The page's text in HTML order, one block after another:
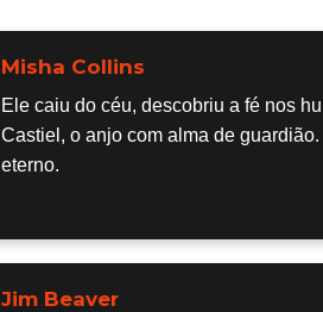
Misha Collins
Ele caiu do céu, descobriu a fé nos
Castiel, o anjo com alma de
eterno.
Jim Beaver